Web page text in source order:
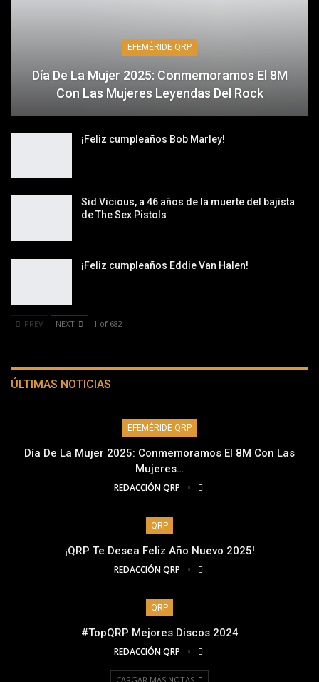
EFEMÉRIDE QRP
Día De La Mujer 2025: Conmemoramos El 8M
Con Las Mujeres Leyendas Del Rock
¡Feliz cumpleaños Bob Marley!
Sid Vicious, a 46 años de la muerte del bajista
de The Sex Pistols
¡Feliz cumpleaños Eddie Van Halen!
PREV NEXT 1 of 682
ÚLTIMAS NOTICIAS
EFEMÉRIDE QRP
Día De La Mujer 2025: Conmemoramos El 8M Con Las
Mujeres…
REDACCIÓN QRP
QRP
¡QRP Te Desea Feliz Año Nuevo 2025!
REDACCIÓN QRP
QRP
#TopQRP Mejores Discos 2024
REDACCIÓN QRP
CARGAR MÁS NOTAS